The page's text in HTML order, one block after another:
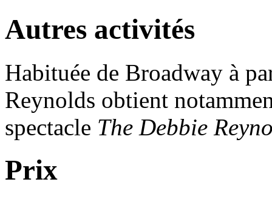
Autres activités
Habituée de Broadway à
Reynolds obtient
spectacle The Debbie
Prix